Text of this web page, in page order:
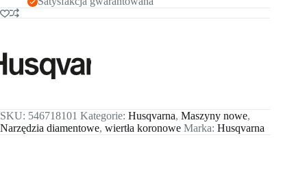
SKU: 546718101 Kategorie: Husqvarna, Maszyny nowe,
Narzędzia diamentowe, wiertła koronowe Marka: Husqvarna